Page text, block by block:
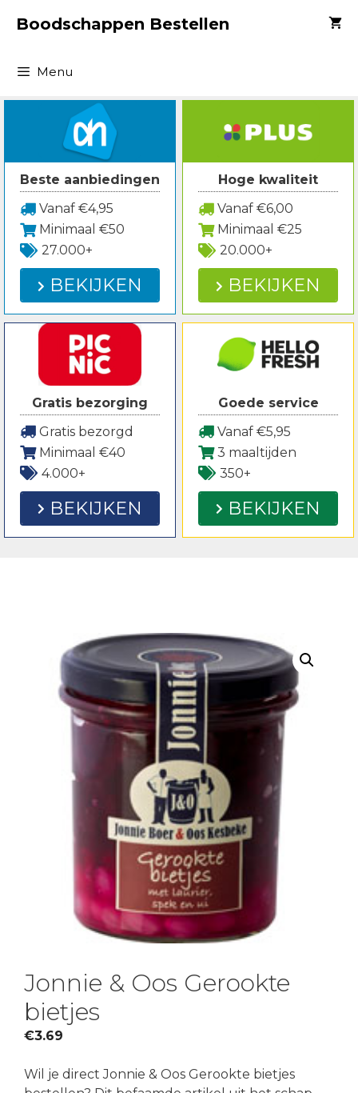
naarBoodschappen Bestellen
Menu
Beste aanbiedingen
Vanaf €4,95
Minimaal €50
27.000+
BEKIJKEN
Hoge kwaliteit
Vanaf €6,00
Minimaal €25
20.000+
BEKIJKEN
Gratis bezorging
Gratis bezorgd
Minimaal €40
4.000+
BEKIJKEN
Goede service
Vanaf €5,95
3 maaltijden
350+
BEKIJKEN
Jonnie & Oos Gerookte
bietjes
€3.69
Wil je direct Jonnie & Oos Gerookte bietjes